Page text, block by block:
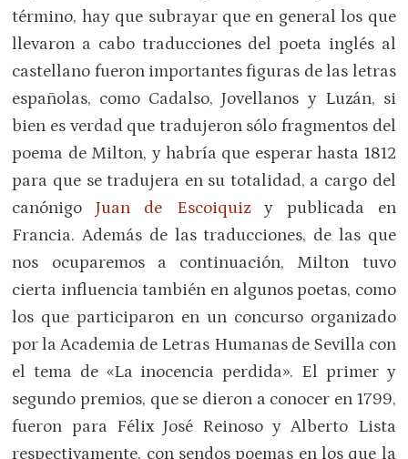
término, hay que subrayar que en general los que
llevaron a cabo traducciones del poeta inglés al
castellano fueron importantes figuras de las letras
españolas, como Cadalso, Jovellanos y Luzán, si
bien es verdad que tradujeron sólo fragmentos del
poema de Milton, y habría que esperar hasta 1812
para que se tradujera en su totalidad, a cargo del
canónigoJuan de Escoiquizy publicada en
Francia. Además de las traducciones, de las que
nos ocuparemos a continuación, Milton tuvo
cierta influencia también en algunos poetas, como
los que participaron en un concurso organizado
por la Academia de Letras Humanas de Sevilla con
el tema de «La inocencia perdida». El primer y
segundo premios, que se dieron a conocer en 1799,
fueron para Félix José Reinoso y Alberto Lista
respectivamente, con sendos poemas en los que la